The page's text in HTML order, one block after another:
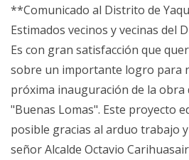
**Comunicado al Distrito de
Estimados vecinos y vecinas del
Es con gran satisfacción que
sobre un importante logro para
próxima inauguración de la obra
"Buenas Lomas". Este proyecto
posible gracias al arduo trabajo
señor Alcalde Octavio